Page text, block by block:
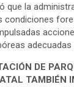
que la
condiciones
adecuadas
DE
TAMBIÉN